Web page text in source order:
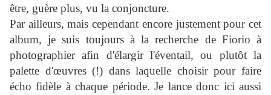
être, guère plus, vu la conjoncture.
Par ailleurs, mais cependant encore justement pour cet
album, je suis toujours à la recherche de Fiorio à
photographier afin d'élargir l'éventail, ou plutôt la
palette d'œuvres (!) dans laquelle choisir pour faire
écho fidèle à chaque période. Je lance donc ici aussi